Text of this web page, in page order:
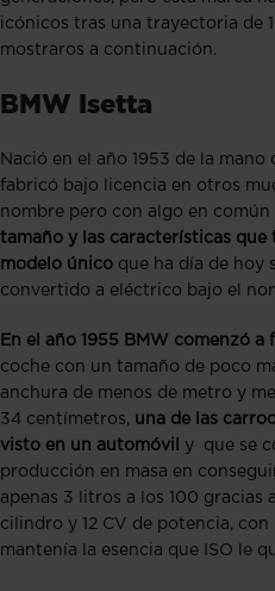
icónicos tras una trayectoria de
mostraros a continuación.
BMW Isetta
Nació en el año 1953 de la
fabricó bajo licencia en otros
nombre pero con algo en común
tamaño y las características que
modelo único que ha día de hoy
convertido a eléctrico bajo el
En el año 1955 BMW comenzó
coche con un tamaño de poco
anchura de menos de metro y
34 centímetros, una de las
visto en un automóvil
y que se
producción en masa en
apenas 3 litros a los 100 gracias
cilindro y 12 CV de potencia,
mantenía la esencia que ISO le